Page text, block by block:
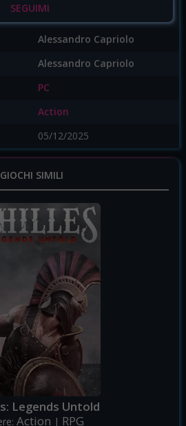
SEGUIMI
Alessandro Capriolo
Alessandro Capriolo
PC
Action
05/12/2025
GIOCHI SIMILI
Legends Untold
Action | RPG